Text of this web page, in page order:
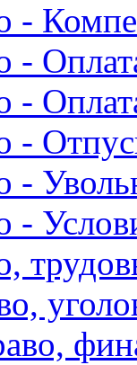
-
-
-
-
-
-